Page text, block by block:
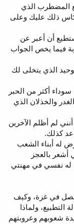
المضطرب الذي
ذلك عليك وعلى
أن أعبر عن
فيما يخص الجواب
الذي يتخلى لك
أكثر من الحبر
والخذلان الذي
لم أظلم الآخرين
كذلك.
له أبناء الشعب
بالعجز
له نفسي في مهنتي
في غزة، وكيف
ولماذا
شعوبهم وعروبتهم